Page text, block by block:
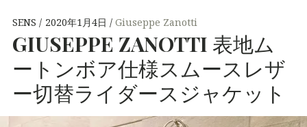
ス）〜
MENS
HIGH
FASHION
COLLECTION（ハ
ファッション・コレ
SENS 2020年1月4日 Giuseppe Zanotti
GIUSEPPE ZANOTTI 表地ム
ートンボア仕様スムースレザ
ー切替ライダースジャケット